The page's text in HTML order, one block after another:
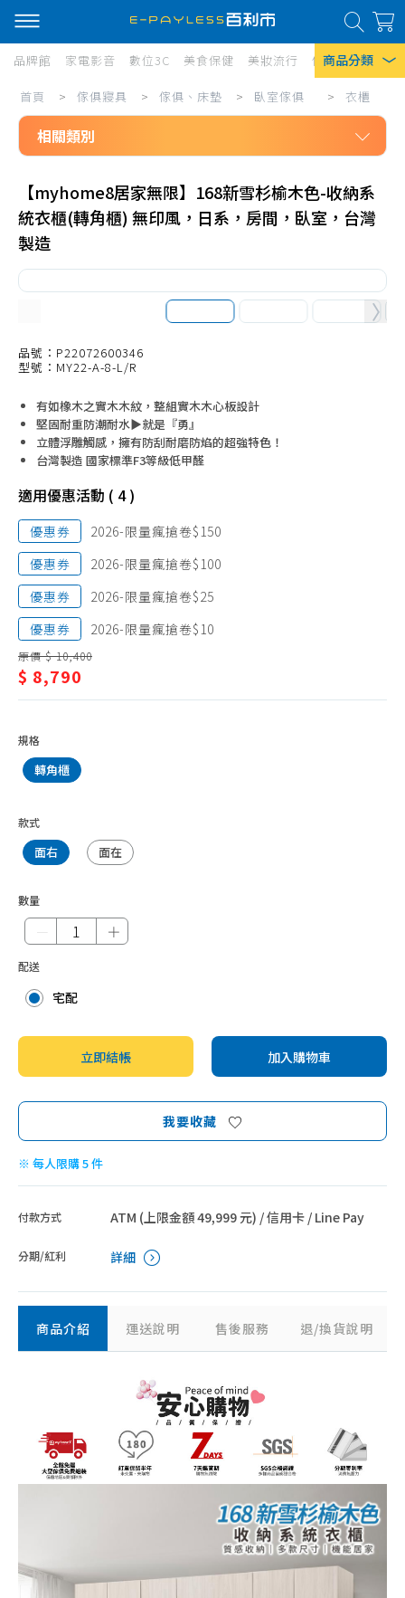
商品分類
熱門搜尋
風扇
除濕機
衛生紙
Iphone 17
品牌館 家電影音 數位3C 美食保健 美妝流行 傢俱寢具 居
傢
俱
寢
具/
傢
俱、
床
墊/
室
俱/
衣
櫃
首頁 > 傢俱寢具 > 傢俱、床墊 > 臥室傢俱 > 衣櫃
相關類別
傢俱、床墊
臥室傢俱
床架、床頭片
床墊
床頭櫃
衣櫃
斗櫃、收納櫃
【myhome8居家無限】168新雪杉榆木色-收納系
統衣櫃(轉角櫃) 無印風，日系，房間，臥室，台灣
製造
品號：P22072600346
型號：MY22-A-8-L/R
有如橡木之實木木紋，整組實木木心板設計
堅固耐重防潮耐水▶就是『勇』
立體浮雕觸感，擁有防刮耐磨防焰的超強特色！
台灣製造 國家標準F3等級低甲醛
適用優惠活動 ( 4 )
優惠券
2026-限量瘋搶卷$150
優惠券
2026-限量瘋搶卷$100
優惠券
2026-限量瘋搶卷$25
優惠券
2026-限量瘋搶卷$10
原價 $ 10,400
$ 8,790
規格
轉角櫃
款式
面右 面在
數量
＋
配送
宅配
立即結帳 加入購物車
我要收藏
※ 每人限購 5 件
付款方式 ATM (上限金額 49,999 元) / 信用卡 / Line Pay
分期/紅利 詳細
商品介紹 運送說明 售後服務 退/換貨說明